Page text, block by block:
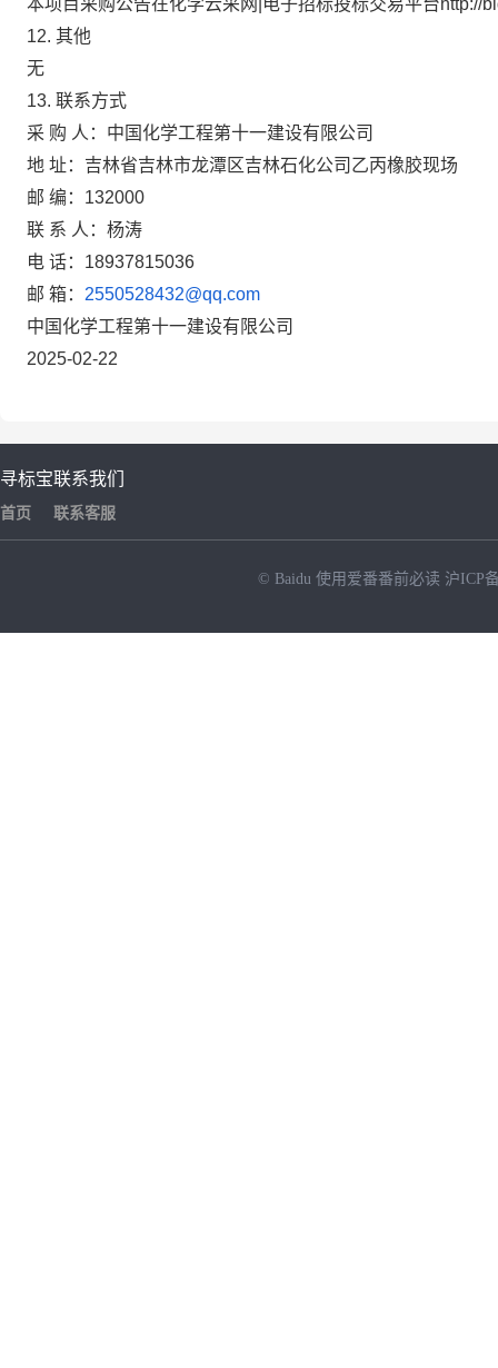
本项目采购公告在化学云采网|电子招标投标交易平台http://
12. 其他
无
13. 联系方式
采 购 人： 中国化学工程第十一建设有限公司
地 址： 吉林省吉林市龙潭区吉林石化公司乙丙橡胶现场
邮 编：132000
联 系 人：杨涛
电 话：18937815036
邮 箱： 2550528432@qq.com
中国化学工程第十一建设有限公司
2025-02-22
寻标宝
首页
联系我们
联系客服
© Baidu 使用爱番番前必读 沪ICP